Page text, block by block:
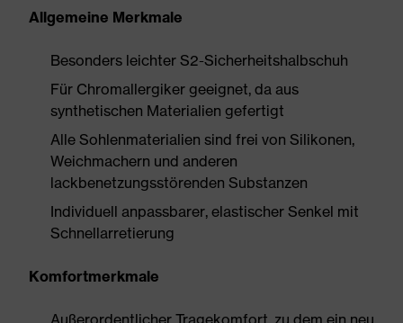
Allgemeine Merkmale
Besonders leichter S2-Sicherheitshalbschuh
Für Chromallergiker geeignet, da aus
synthetischen Materialien gefertigt
Alle Sohlenmaterialien sind frei von Silikonen,
Weichmachern und anderen
lackbenetzungsstörenden Substanzen
Individuell anpassbarer, elastischer Senkel mit
Schnellarretierung
Komfortmerkmale
Außerordentlicher Tragekomfort, zu dem ein neu